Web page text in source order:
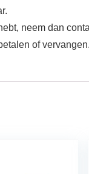
neem dan
of vervangen.